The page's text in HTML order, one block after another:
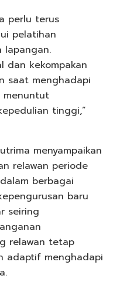
perlu terus
pelatihan
lapangan.
dan kekompakan
saat menghadapi
menuntut
tinggi,”
menyampaikan
relawan periode
berbagai
baru
seiring
relawan tetap
adaptif menghadapi